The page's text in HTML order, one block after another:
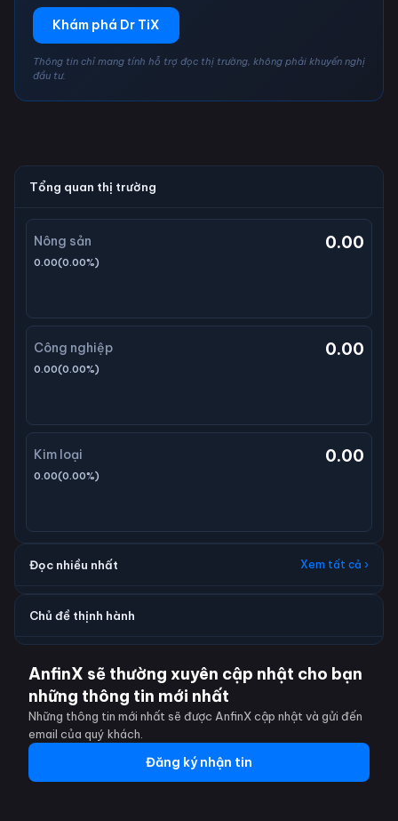
Khám phá Dr TiX
Thông tin chỉ mang tính hỗ trợ đọc thị trường, không phải khuyến nghị
đầu tư.
Tổng quan thị trường
Nông sản 0.00
0.00(0.00%)
Công nghiệp 0.00
0.00(0.00%)
Kim loại 0.00
0.00(0.00%)
Đọc nhiều nhất Xem tất cả ›
Chủ đề thịnh hành
AnfinX sẽ thường xuyên cập nhật cho bạn
những thông tin mới nhất
Những thông tin mới nhất sẽ được AnfinX cập nhật và gửi đến
email của quý khách.
Đăng ký nhận tin